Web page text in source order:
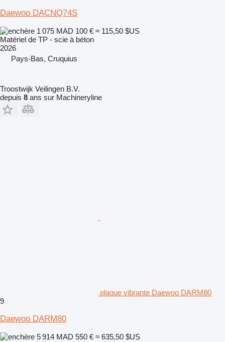
Daewoo DACNQ74S
1 075 MAD 100 € ≈ 115,50 $US
Matériel de TP - scie à béton
2026
Pays-Bas, Cruquius
Troostwijk Veilingen B.V.
depuis 8 ans sur Machineryline
plaque vibrante Daewoo DARM80
9
Daewoo DARM80
5 914 MAD 550 € ≈ 635,50 $US